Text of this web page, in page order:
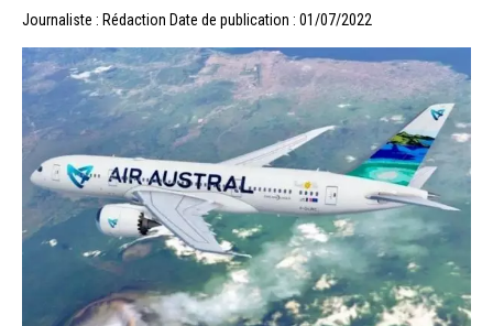
Journaliste : Rédaction Date de publication : 01/07/2022